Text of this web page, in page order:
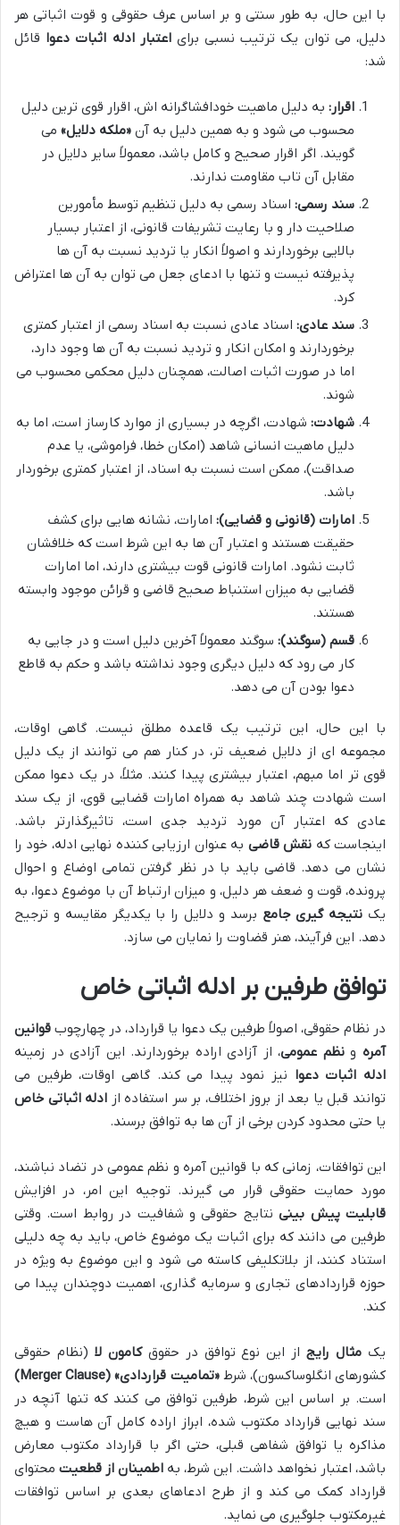
با این حال، به طور سنتی و بر اساس عرف حقوقی و قوت اثباتی هر
دلیل، می توان یک ترتیب نسبی برایاعتبار ادله اثبات دعوا قائل
شد:
اقرار: به دلیل ماهیت خودافشاگرانه اش، اقرار قوی ترین دلیل
محسوب می شود و به همین دلیل به آن «ملکه دلایل» می
گویند. اگر اقرار صحیح و کامل باشد، معمولاً سایر دلایل در
مقابل آن تاب مقاومت ندارند.
سند رسمی: اسناد رسمی به دلیل تنظیم توسط مأمورین
صلاحیت دار و با رعایت تشریفات قانونی، از اعتبار بسیار
بالایی برخوردارند و اصولاً انکار یا تردید نسبت به آن ها
پذیرفته نیست و تنها با ادعای جعل می توان به آن ها اعتراض
کرد.
سند عادی: اسناد عادی نسبت به اسناد رسمی از اعتبار کمتری
برخوردارند و امکان انکار و تردید نسبت به آن ها وجود دارد،
اما در صورت اثبات اصالت، همچنان دلیل محکمی محسوب می
شوند.
شهادت: شهادت، اگرچه در بسیاری از موارد کارساز است، اما به
دلیل ماهیت انسانی شاهد (امکان خطا، فراموشی، یا عدم
صداقت)، ممکن است نسبت به اسناد، از اعتبار کمتری برخوردار
باشد.
امارات (قانونی و قضایی): امارات، نشانه هایی برای کشف
حقیقت هستند و اعتبار آن ها به این شرط است که خلافشان
ثابت نشود. امارات قانونی قوت بیشتری دارند، اما امارات
قضایی به میزان استنباط صحیح قاضی و قرائن موجود وابسته
هستند.
قسم (سوگند): سوگند معمولاً آخرین دلیل است و در جایی به
کار می رود که دلیل دیگری وجود نداشته باشد و حکم به قاطع
دعوا بودن آن می دهد.
با این حال، این ترتیب یک قاعده مطلق نیست. گاهی اوقات،
مجموعه ای از دلایل ضعیف تر، در کنار هم می توانند از یک دلیل
قوی تر اما مبهم، اعتبار بیشتری پیدا کنند. مثلاً، در یک دعوا ممکن
است شهادت چند شاهد به همراه امارات قضایی قوی، از یک سند
عادی که اعتبار آن مورد تردید جدی است، تاثیرگذارتر باشد.
اینجاست که نقش قاضی به عنوان ارزیابی کننده نهایی ادله، خود را
نشان می دهد. قاضی باید با در نظر گرفتن تمامی اوضاع و احوال
پرونده، قوت و ضعف هر دلیل، و میزان ارتباط آن با موضوع دعوا، به
یک نتیجه گیری جامع برسد و دلایل را با یکدیگر مقایسه و ترجیح
دهد. این فرآیند، هنر قضاوت را نمایان می سازد.
توافق طرفین بر ادله اثباتی خاص
در نظام حقوقی، اصولاً طرفین یک دعوا یا قرارداد، در چهارچوب قوانین
آمرهونظم عمومی، از آزادی اراده برخوردارند. این آزادی در زمینه
ادله اثبات دعوا نیز نمود پیدا می کند. گاهی اوقات، طرفین می
توانند قبل یا بعد از بروز اختلاف، بر سر استفاده از ادله اثباتی خاص
یا حتی محدود کردن برخی از آن ها به توافق برسند.
این توافقات، زمانی که با قوانین آمره و نظم عمومی در تضاد نباشند،
مورد حمایت حقوقی قرار می گیرند. توجیه این امر، در افزایش
قابلیت پیش بینینتایج حقوقی و شفافیت در روابط است. وقتی
طرفین می دانند که برای اثبات یک موضوع خاص، باید به چه دلیلی
استناد کنند، از بلاتکلیفی کاسته می شود و این موضوع به ویژه در
حوزه قراردادهای تجاری و سرمایه گذاری، اهمیت دوچندان پیدا می
کند.
یک مثال رایجاز این نوع توافق در حقوقکامون لا (نظام حقوقی
کشورهای انگلوساکسون)، شرط«تمامیت قراردادی» (Merger Clause)
است. بر اساس این شرط، طرفین توافق می کنند که تنها آنچه در
سند نهایی قرارداد مکتوب شده، ابراز اراده کامل آن هاست و هیچ
مذاکره یا توافق شفاهی قبلی، حتی اگر با قرارداد مکتوب معارض
باشد، اعتبار نخواهد داشت. این شرط، به اطمینان از قطعیت محتوای
قرارداد کمک می کند و از طرح ادعاهای بعدی بر اساس توافقات
غیرمکتوب جلوگیری می نماید.